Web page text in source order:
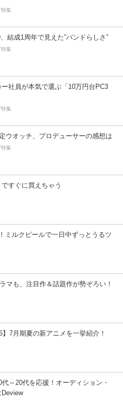
特集
結成1周年で見えた”バンドらしさ”
特集
社員が本気で選ぶ「10万円台PC3
特集
ウオッチ、プロデューサーの感想は
特集
すぐに買えちゃう
ミルクピールで一日中ずっとうるツ
マも、注目作＆話題作が勢ぞろい！
】7月期夏の新アニメを一挙紹介！
～20代を応援！オーディション・